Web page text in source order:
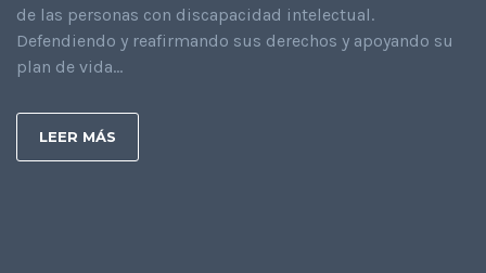
de las personas con discapacidad intelectual.
Defendiendo y reafirmando sus derechos y apoyando su
plan de vida...
LEER MÁS